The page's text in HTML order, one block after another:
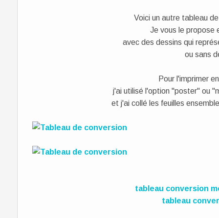
Voici un autre tableau
Je vous le propose
avec des dessins qui
ou sans
Pour l'imprimer
j'ai utilisé l'option "poster" ou
et j'ai collé les feuilles
tableau conversion
tableau